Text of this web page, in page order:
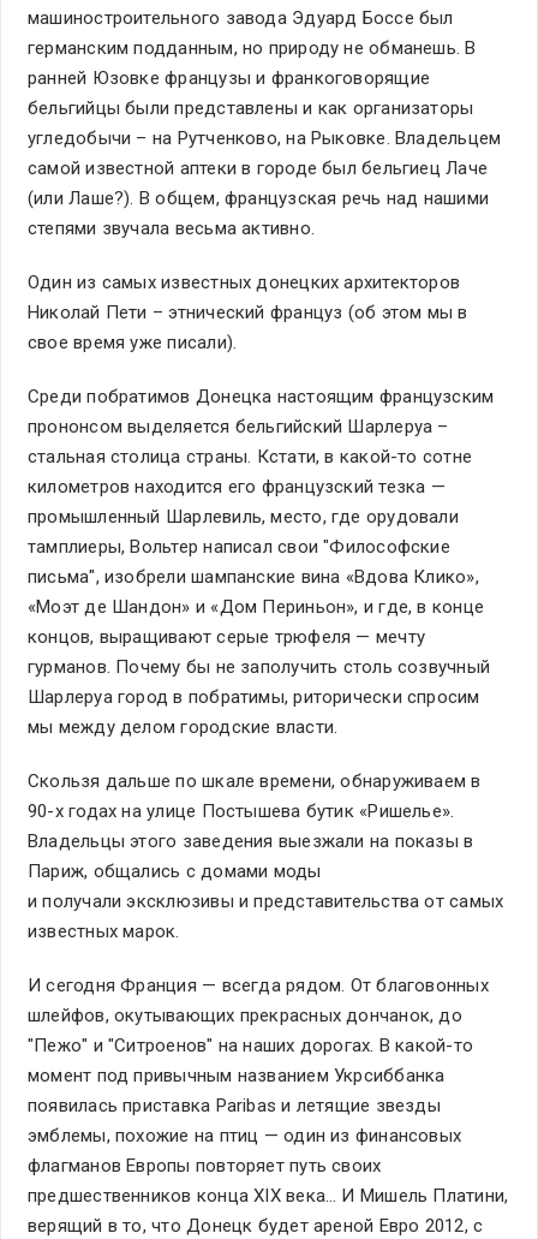
машиностроительного завода Эдуард Боссе был
германским подданным, но природу не обманешь. В
ранней Юзовке французы и франкоговорящие
бельгийцы были представлены и как организаторы
угледобычи – на Рутченково, на Рыковке. Владельцем
самой известной аптеки в городе был бельгиец Лаче
(или Лаше?). В общем, французская речь над нашими
степями звучала весьма активно.
Один из самых известных донецких архитекторов
Николай Пети – этнический француз (об этом мы в
свое время уже писали).
Среди побратимов Донецка настоящим французским
прононсом выделяется бельгийский Шарлеруа –
стальная столица страны. Кстати, в какой-то сотне
километров находится его французский тезка —
промышленный Шарлевиль, место, где орудовали
тамплиеры, Вольтер написал свои "Философские
письма", изобрели шампанские вина «Вдова Клико»,
«Моэт де Шандон» и «Дом Периньон», и где, в конце
концов, выращивают серые трюфеля — мечту
гурманов. Почему бы не заполучить столь созвучный
Шарлеруа город в побратимы, риторически спросим
мы между делом городские власти.
Скользя дальше по шкале времени, обнаруживаем в
90-х годах на улице Постышева бутик «Ришелье».
Владельцы этого заведения выезжали на показы в
Париж, общались с домами моды
и получали эксклюзивы и представительства от самых
известных марок.
И сегодня Франция — всегда рядом. От благовонных
шлейфов, окутывающих прекрасных дончанок, до
"Пежо" и "Ситроенов" на наших дорогах. В какой-то
момент под привычным названием Укрсиббанка
появилась приставка Paribas и летящие звезды
эмблемы, похожие на птиц — один из финансовых
флагманов Европы повторяет путь своих
предшественников конца XIX века… И Мишель Платини,
верящий в то, что Донецк будет ареной Евро 2012, с